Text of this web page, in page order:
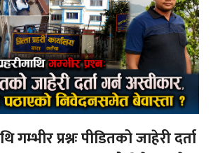
गम्भीर प्रश्नः पीडितको जाहेरी दर्ता